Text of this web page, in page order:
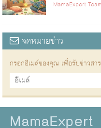
MamaExpert
จดหมายข่าว
กรอกอีเมล์ของคุณ เพื่อรับข่าวสาร
MamaExpert